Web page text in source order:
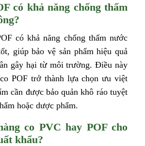
có khả năng chống thấm
có khả năng chống thấm nước
giúp bảo vệ sản phẩm hiệu quả
gây hại từ môi trường. Điều này
POF trở thành lựa chọn ưu việt
cần được bảo quản khô ráo tuyệt
hoặc dược phẩm.
co PVC hay POF cho
khẩu?